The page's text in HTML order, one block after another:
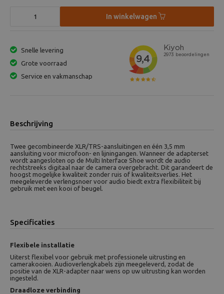
In winkelwagen
Snelle levering
Grote voorraad
Service en vakmanschap
Beschrijving
Twee gecombineerde XLR/TRS-aansluitingen en één 3,5 mm
aansluiting voor microfoon- en lijningangen. Wanneer de adapterset
wordt aangesloten op de Multi Interface Shoe wordt de audio
rechtstreeks digitaal naar de camera overgebracht. Dit garandeert de
hoogst mogelijke kwaliteit zonder ruis of kwaliteitsverlies. Het
meegeleverde verlengsnoer voor audio biedt extra flexibiliteit bij
gebruik met een kooi of beugel.
Specificaties
Flexibele installatie
Uiterst flexibel voor gebruik met professionele uitrusting en
camerakooien. Audioverlengkabels zijn meegeleverd, zodat de
positie van de XLR-adapter naar wens op uw uitrusting kan worden
ingesteld.
Draadloze verbinding